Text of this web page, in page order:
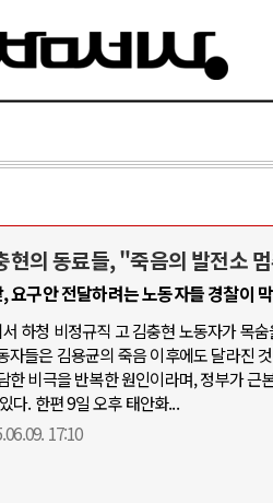
현의 동료들, "죽음의 발전소
요구안 전달하려는 노동자들 경찰이
하청 비정규직 고 김충현 노동자가 목
자들은 김용균의 죽음 이후에도 달라진
한 비극을 반복한 원인이라며, 정부가 근
다. 한편 9일 오후 태안화...
17:10
..
러시아-우
전쟁의 추상화: 우크라
EU·우크라이나 드론 협
나토, 우크라 군사지원
러·우크라, 대규모 공